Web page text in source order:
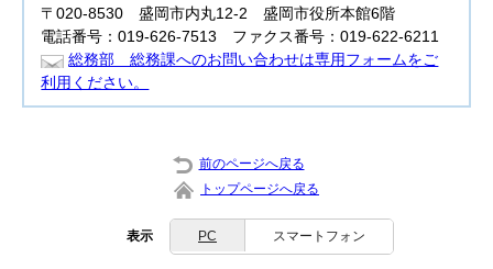
〒020-8530 盛岡市内丸12-2 盛岡市役所本館6階
電話番号：019-626-7513 ファクス番号：019-622-6211
総務部 総務課へのお問い合わせは専用フォームをご
利用ください。
前のページへ戻る
トップページへ戻る
表示 PC スマートフォン